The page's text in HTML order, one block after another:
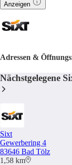
Anzeigen
Adressen &
Nächstgelegene
Sixt
Gewerbering 4
83646 Bad Tölz
1,58 km